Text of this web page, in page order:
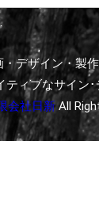
デザイン・製
ィブなサイン
会社日新 All